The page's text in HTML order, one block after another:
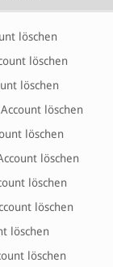
löschen
löschen
löschen
löschen
löschen
löschen
löschen
löschen
löschen
löschen